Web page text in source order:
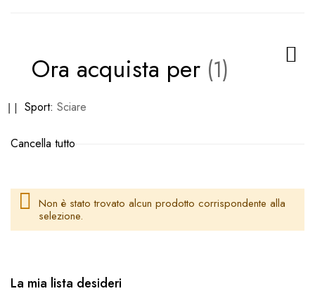
Non è stato trovato alcun prodotto corrispondente alla
selezione.
Ora acquista per
Sport Sciare
Rimuovi
articolo
Cancella tutto
La mia lista desideri